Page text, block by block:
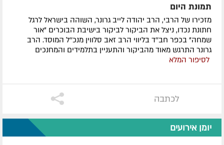
תמונת היום
מזכירו של הרבי, הרב יהודה לייב גרונר, השוהה בישראל לרגל
חתונת נכדו, ניצל את הביקור לביקור בישיבת הבוכרים "אור
שמחה" בכפר חב''ד בליווי הרב זאב סלווין מנכ''ל המוסד. הרב
גרונר התרגש מאוד מהביקור והתעניין בתלמידים והמחנכים
לסיפור המלא
לכתבה
יומן אירועים